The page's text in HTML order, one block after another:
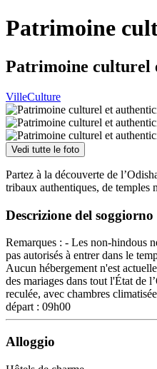
Patrimoine
Patrimoine culturel
VilleCulture
Vedi tutte le foto
Partez à la découverte de
tribaux authentiques, de temples
Descrizione del soggiorno
Remarques : - Les non-hindous
pas autorisés à entrer dans le
Aucun hébergement n'est
des mariages dans tout l'État de
reculée, avec chambres
départ : 09h00
Alloggio